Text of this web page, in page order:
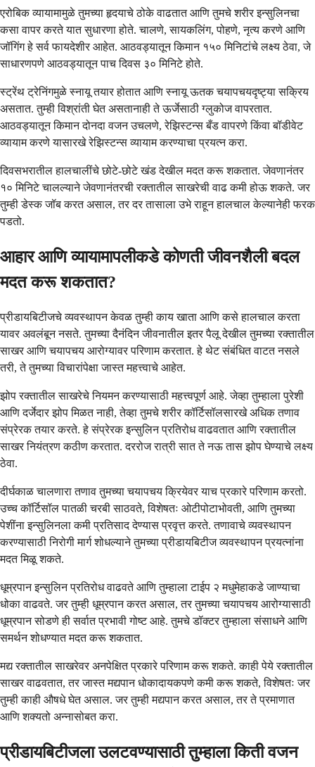
एरोबिक व्यायामामुळे तुमच्या हृदयाचे ठोके वाढतात आणि तुमचे शरीर इन्सुलिनचा
कसा वापर करते यात सुधारणा होते. चालणे, सायकलिंग, पोहणे, नृत्य करणे आणि
जॉगिंग हे सर्व फायदेशीर आहेत. आठवड्यातून किमान १५० मिनिटांचे लक्ष्य ठेवा, जे
साधारणपणे आठवड्यातून पाच दिवस ३० मिनिटे होते.
स्ट्रेंथ ट्रेनिंगमुळे स्नायू तयार होतात आणि स्नायू ऊतक चयापचयदृष्ट्या सक्रिय
असतात. तुम्ही विश्रांती घेत असतानाही ते ऊर्जेसाठी ग्लुकोज वापरतात.
आठवड्यातून किमान दोनदा वजन उचलणे, रेझिस्टन्स बँड वापरणे किंवा बॉडीवेट
व्यायाम करणे यासारखे रेझिस्टन्स व्यायाम करण्याचा प्रयत्न करा.
दिवसभरातील हालचालींचे छोटे-छोटे खंड देखील मदत करू शकतात. जेवणानंतर
१० मिनिटे चालल्याने जेवणानंतरची रक्तातील साखरेची वाढ कमी होऊ शकते. जर
तुम्ही डेस्क जॉब करत असाल, तर दर तासाला उभे राहून हालचाल केल्यानेही फरक
पडतो.
आहार आणि व्यायामापलीकडे कोणती जीवनशैली बदल
मदत करू शकतात?
प्रीडायबिटीजचे व्यवस्थापन केवळ तुम्ही काय खाता आणि कसे हालचाल करता
यावर अवलंबून नसते. तुमच्या दैनंदिन जीवनातील इतर पैलू देखील तुमच्या रक्तातील
साखर आणि चयापचय आरोग्यावर परिणाम करतात. हे थेट संबंधित वाटत नसले
तरी, ते तुमच्या विचारांपेक्षा जास्त महत्त्वाचे आहेत.
झोप रक्तातील साखरेचे नियमन करण्यासाठी महत्त्वपूर्ण आहे. जेव्हा तुम्हाला पुरेशी
आणि दर्जेदार झोप मिळत नाही, तेव्हा तुमचे शरीर कॉर्टिसॉलसारखे अधिक तणाव
संप्रेरक तयार करते. हे संप्रेरक इन्सुलिन प्रतिरोध वाढवतात आणि रक्तातील
साखर नियंत्रण कठीण करतात. दररोज रात्री सात ते नऊ तास झोप घेण्याचे लक्ष्य
ठेवा.
दीर्घकाळ चालणारा तणाव तुमच्या चयापचय क्रियेवर याच प्रकारे परिणाम करतो.
उच्च कॉर्टिसॉल पातळी चरबी साठवते, विशेषतः ओटीपोटाभोवती, आणि तुमच्या
पेशींना इन्सुलिनला कमी प्रतिसाद देण्यास प्रवृत्त करते. तणावाचे व्यवस्थापन
करण्यासाठी निरोगी मार्ग शोधल्याने तुमच्या प्रीडायबिटीज व्यवस्थापन प्रयत्नांना
मदत मिळू शकते.
धूम्रपान इन्सुलिन प्रतिरोध वाढवते आणि तुम्हाला टाईप २ मधुमेहाकडे जाण्याचा
धोका वाढवते. जर तुम्ही धूम्रपान करत असाल, तर तुमच्या चयापचय आरोग्यासाठी
धूम्रपान सोडणे ही सर्वात प्रभावी गोष्ट आहे. तुमचे डॉक्टर तुम्हाला संसाधने आणि
समर्थन शोधण्यात मदत करू शकतात.
मद्य रक्तातील साखरेवर अनपेक्षित प्रकारे परिणाम करू शकते. काही पेये रक्तातील
साखर वाढवतात, तर जास्त मद्यपान धोकादायकपणे कमी करू शकते, विशेषतः जर
तुम्ही काही औषधे घेत असाल. जर तुम्ही मद्यपान करत असाल, तर ते प्रमाणात
आणि शक्यतो अन्नासोबत करा.
प्रीडायबिटीजला उलटवण्यासाठी तुम्हाला किती वजन